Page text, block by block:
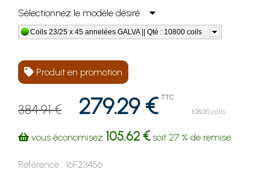
Sélectionnez le modèle désiré
Coils 23/25 x 45 annelées GALVA || Qté : 10800 coils
Produit en promotion
384.91 € 279.29 € TTC
10800 coils
vous économisez 105.62 €soit 27 % de remise
Référence : 16F23456